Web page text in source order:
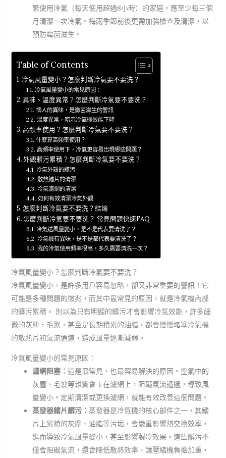
繁使用冷氣（每天使用超過8小時）的家庭，應至少每三個
月清潔一次冷氣。梅雨季節前後更需加強檢查及清潔，以
預防霉菌滋生。
Table of Contents
冷氣風量變小？怎麼判斷冷氣要不要洗？
冷氣風量變小的常見原因：
異味、溫度異常？怎麼判斷冷氣要不要洗？
惱人的異味，是黴菌滋生的警訊
溫度異常，暗示冷氣機效能下降
高頻率使用？怎麼判斷冷氣要不要洗？
什麼算高頻率使用？
高頻率使用下，冷氣更容易出現哪些問題？
外觀髒污累積？怎麼判斷冷氣要不要洗？
冷氣外殼的髒污
散熱鰭片的清潔
冷氣濾網的清潔
如何有效清潔冷氣外觀
怎麼判斷冷氣要不要洗？結論
怎麼判斷冷氣要不要洗？ 常見問題快速FAQ
冷氣送風量變小，是不是代表要清洗了？
冷氣機有異味，是不是都代表要清洗了？
我的冷氣使用頻率很高，多久需要清洗一次？
冷氣風量變小？怎麼判斷冷氣要不要洗？
冷氣風量變小，是許多用戶容易忽略，卻又非常重要的警訊！它
可能是多種問題的徵兆，而其中最常見的原因，就是冷氣機內部
的髒污累積。 別以為只有明顯的髒污才會影響冷氣效能，許多細
微的灰塵、毛絮，甚至是長期積累的油脂，都會慢慢堵塞冷氣機
的散熱片和氣流通道，造成風量逐漸減弱。
冷氣風量變小的常見原因：
濾網阻塞： 這是最常見、也最容易解決的原因。空氣中的
灰塵、毛髮等雜質會卡在濾網上，阻礙氣流通過，導致風
量變小。定期清潔或更換濾網，就能有效改善這個問題。
蒸發器鰭片髒污： 蒸發器是冷氣機的核心部件之一，其鰭
片上累積的灰塵、油脂等污垢，會嚴重影響熱交換效率，
進而導致冷氣風量變小，甚至影響製冷效果。這些髒污不
僅會阻礙氣流，還會降低散熱效率，讓壓縮機負擔加重，